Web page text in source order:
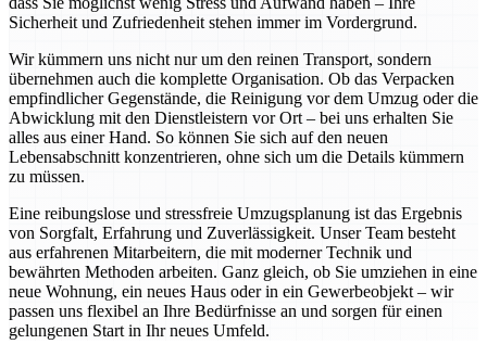
Sicherheit und Zufriedenheit stehen immer im Vordergrund.
Wir kümmern uns nicht nur um den reinen Transport, sondern
übernehmen auch die komplette Organisation. Ob das Verpacken
empfindlicher Gegenstände, die Reinigung vor dem Umzug oder die
Abwicklung mit den Dienstleistern vor Ort – bei uns erhalten Sie
alles aus einer Hand. So können Sie sich auf den neuen
Lebensabschnitt konzentrieren, ohne sich um die Details kümmern
zu müssen.
Eine reibungslose und stressfreie Umzugsplanung ist das Ergebnis
von Sorgfalt, Erfahrung und Zuverlässigkeit. Unser Team besteht
aus erfahrenen Mitarbeitern, die mit moderner Technik und
bewährten Methoden arbeiten. Ganz gleich, ob Sie umziehen in eine
neue Wohnung, ein neues Haus oder in ein Gewerbeobjekt – wir
passen uns flexibel an Ihre Bedürfnisse an und sorgen für einen
gelungenen Start in Ihr neues Umfeld.